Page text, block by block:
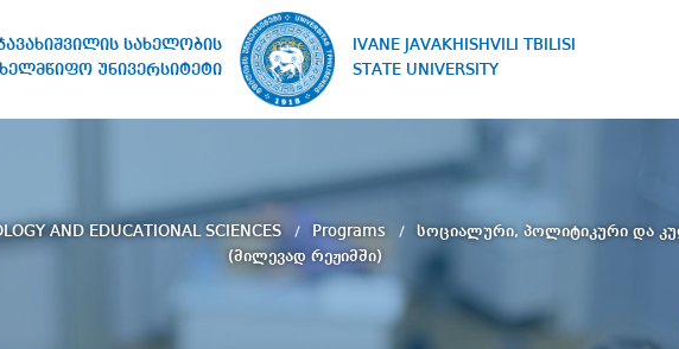
სახელობის
უნივერსიტეტი
IVANE JAVAKHISHVILI TBILISI
STATE UNIVERSITY
AND EDUCATIONAL SCIENCES Programs
სოციალური, პოლიტიკური და
(მილევად რეჟიმში)